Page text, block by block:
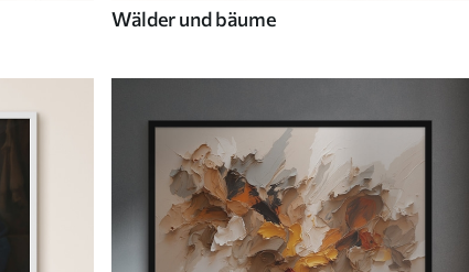
Wälder und bäume